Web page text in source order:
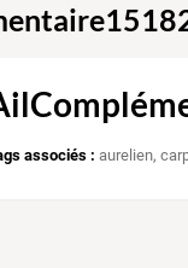
associés : aurelien,